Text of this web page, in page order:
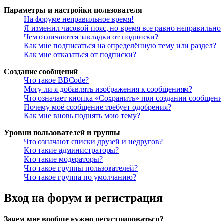
Параметры и настройки пользователя
На форуме неправильное время!
Я изменил часовой пояс, но время все равно
Чем отличаются закладки от подписки?
Как мне подписаться на определённую тему или раздел?
Как мне отказаться от подписки?
Создание сообщений
Что такое BBCode?
Могу ли я добавлять изображения к сообщениям?
Что означает кнопка «Сохранить» при создании
Почему моё сообщение требует одобрения?
Как мне вновь поднять мою тему?
Уровни пользователей и группы
Что означают списки друзей и недругов?
Кто такие администраторы?
Кто такие модераторы?
Что такое группы пользователей?
Что такое группа по умолчанию?
Вход на форум и регистрация
Зачем мне вообще нужно регистрироваться?